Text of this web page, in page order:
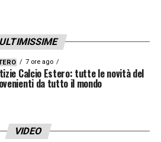
ULTIMISSIME
7 ore ago
Calcio Estero: tutte le novità del
da tutto il mondo
VIDEO